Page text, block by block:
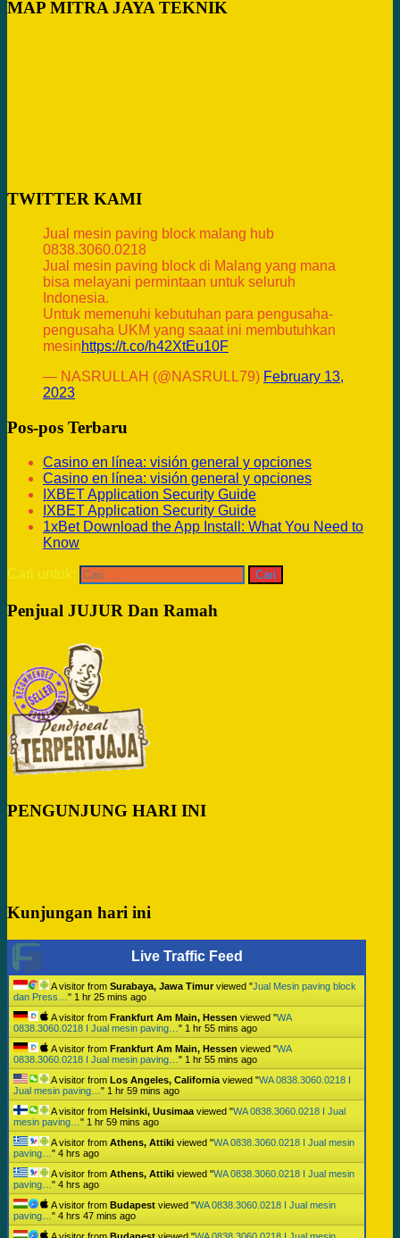
MAP MITRA JAYA TEKNIK
TWITTER KAMI
Jual mesin paving block malang hub
0838.3060.0218
Jual mesin paving block di Malang yang mana
bisa melayani permintaan untuk seluruh
Indonesia.
Untuk memenuhi kebutuhan para pengusaha-
pengusaha UKM yang saaat ini membutuhkan
mesinhttps://t.co/h42XtEu10F
— NASRULLAH (@NASRULL79) February 13,
2023
Pos-pos Terbaru
Casino en línea: visión general y opciones
Casino en línea: visión general y opciones
IXBET Application Security Guide
IXBET Application Security Guide
1xBet Download the App Install: What You Need to
Know
Cari untuk:
Penjual JUJUR Dan Ramah
PENGUNJUNG HARI INI
Kunjungan hari ini
Live Traffic Feed
A visitor from Surabaya, Jawa Timurviewed "Jual Mesin paving block
dan Press… " 1 hr 25 mins ago
A visitor from Frankfurt Am Main, Hessen viewed "WA
0838.3060.0218 I Jual mesin paving… " 1 hr 55 mins ago
A visitor from Frankfurt Am Main, Hessen viewed "WA
0838.3060.0218 I Jual mesin paving… " 1 hr 55 mins ago
A visitor from Los Angeles, California viewed "WA 0838.3060.0218 I
Jual mesin paving… " 1 hr 59 mins ago
A visitor from Helsinki, Uusimaa viewed "WA 0838.3060.0218 I Jual
mesin paving… " 1 hr 59 mins ago
A visitor from Athens, Attiki viewed "WA 0838.3060.0218 I Jual mesin
paving… " 4 hrs ago
A visitor from Athens, Attiki viewed "WA 0838.3060.0218 I Jual mesin
paving… " 4 hrs ago
A visitor from Budapest viewed "WA 0838.3060.0218 I Jual mesin
paving… " 4 hrs 47 mins ago